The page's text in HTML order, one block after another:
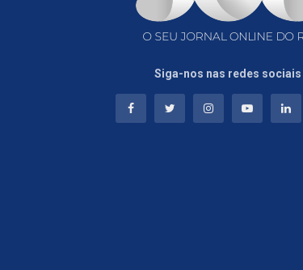
Siga-nos nas redes sociais